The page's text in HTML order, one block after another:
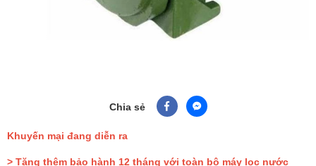
Chia sẻ
Khuyến mại đang diễn ra
> Tặng thêm bảo hành 12 tháng với toàn bộ máy lọc nước